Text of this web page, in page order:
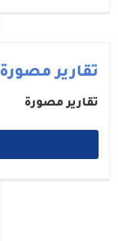
تقارير مصورة
تقارير مصورة